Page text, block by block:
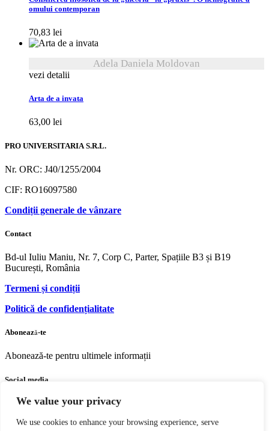
We value your privacy
We use cookies to enhance your browsing experience, serve
omului contemporan
70,83 lei
Adela Daniela Moldovan
vezi detalii
Arta de a invata
63,00 lei
PRO UNIVERSITARIA S.R.L.
Nr. ORC: J40/1255/2004
CIF: RO16097580
Condiții generale de vânzare
Contact
Bd-ul Iuliu Maniu, Nr. 7, Corp C, Parter, Spațiile B3 și B19
București, România
Termeni și condiții
Politică de confidențialitate
Abonează-te
Abonează-te pentru ultimele informații
Social media
FacebookYoutubeInstagram